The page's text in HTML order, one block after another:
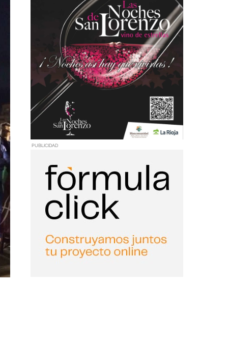
PUBLICIDAD